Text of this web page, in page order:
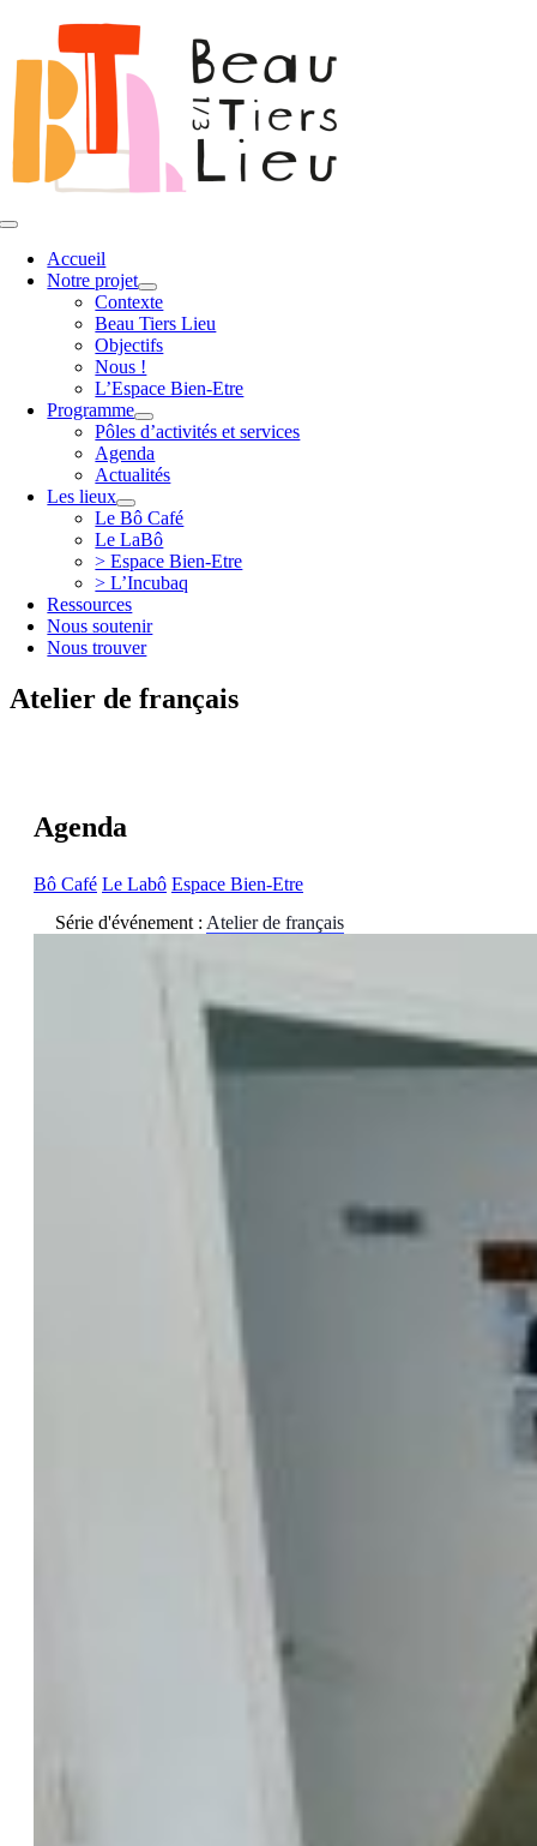
contenu
Toggle
NavigationAccueil
Notre projet
Contexte
Beau Tiers Lieu
Objectifs
Nous !
L’Espace Bien-Etre
Programme
Pôles d’activités et services
Agenda
Actualités
Les lieux
Le Bô Café
Le LaBô
> Espace Bien-Etre
> L’Incubaq
Ressources
Nous soutenir
Nous trouver
Atelier de français
Agenda
Bô Café Le Labô Espace Bien-Etre
Série d'événement : Atelier de français